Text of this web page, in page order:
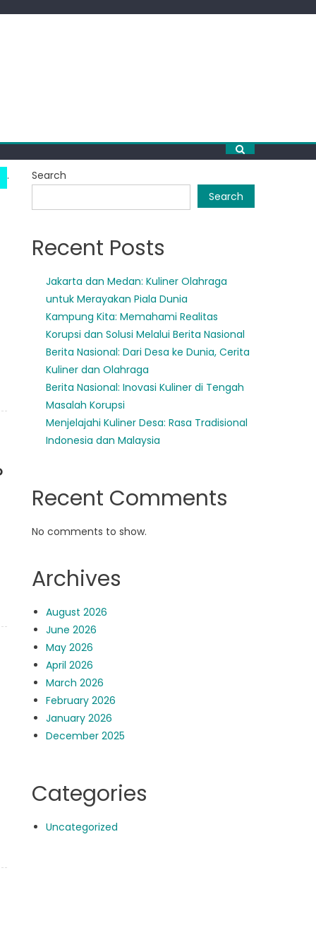
Search
Search
Recent Posts
Jakarta dan Medan: Kuliner Olahraga
untuk Merayakan Piala Dunia
Kampung Kita: Memahami Realitas
Korupsi dan Solusi Melalui Berita Nasional
Berita Nasional: Dari Desa ke Dunia, Cerita
Kuliner dan Olahraga
Berita Nasional: Inovasi Kuliner di Tengah
Masalah Korupsi
Menjelajahi Kuliner Desa: Rasa Tradisional
Indonesia dan Malaysia
Recent Comments
No comments to show.
Archives
August 2026
June 2026
May 2026
April 2026
March 2026
February 2026
January 2026
December 2025
Categories
Uncategorized
.